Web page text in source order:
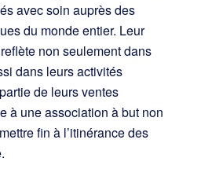
avec soin auprès des
du monde entier. Leur
non seulement dans
dans leurs activités
de leurs ventes
à une association à but non
fin à l’itinérance des